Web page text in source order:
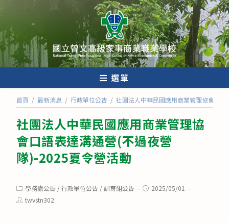
轉
至
主
要
內
選單
首頁 / 最新消息 / 行政單位公告 / 社團法人中華民國應用商業管理協會口
社團法人中華民國應用商業管理協
會口語表達溝通營(不過夜營
隊)-2025夏令營活動
Post
category:
學務處公告 /行政單位公告 /訓育組公告
Post2025/05/01
Posttwvstn302